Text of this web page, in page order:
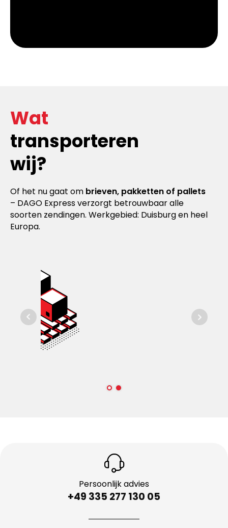
Wat
transporteren
wij?
Of het nu gaat om brieven, pakketten of pallets
– DAGO Express verzorgt betrouwbaar alle
soorten zendingen. Werkgebied: Duisburg en heel
Europa.